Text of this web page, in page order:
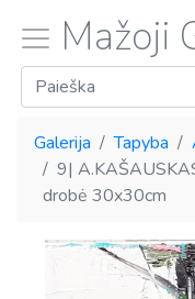
Mažoji
Galerija Tapyba
9|
drobė 30x30cm